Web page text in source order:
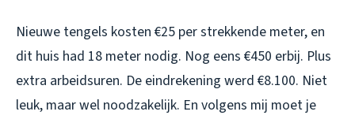
Nieuwe tengels kosten €25 per strekkende meter, en
dit huis had 18 meter nodig. Nog eens €450 erbij. Plus
extra arbeidsuren. De eindrekening werd €8.100. Niet
leuk, maar wel noodzakelijk. En volgens mij moet je